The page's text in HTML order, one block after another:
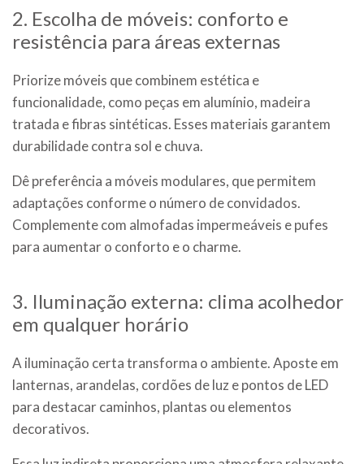
2. Escolha de móveis: conforto e
resistência para áreas externas
Priorize móveis que combinem estética e
funcionalidade, como peças em alumínio, madeira
tratada e fibras sintéticas. Esses materiais garantem
durabilidade contra sol e chuva.
Dê preferência a móveis modulares, que permitem
adaptações conforme o número de convidados.
Complemente com almofadas impermeáveis e pufes
para aumentar o conforto e o charme.
3. Iluminação externa: clima acolhedor
em qualquer horário
A iluminação certa transforma o ambiente. Aposte em
lanternas, arandelas, cordões de luz e pontos de LED
para destacar caminhos, plantas ou elementos
decorativos.